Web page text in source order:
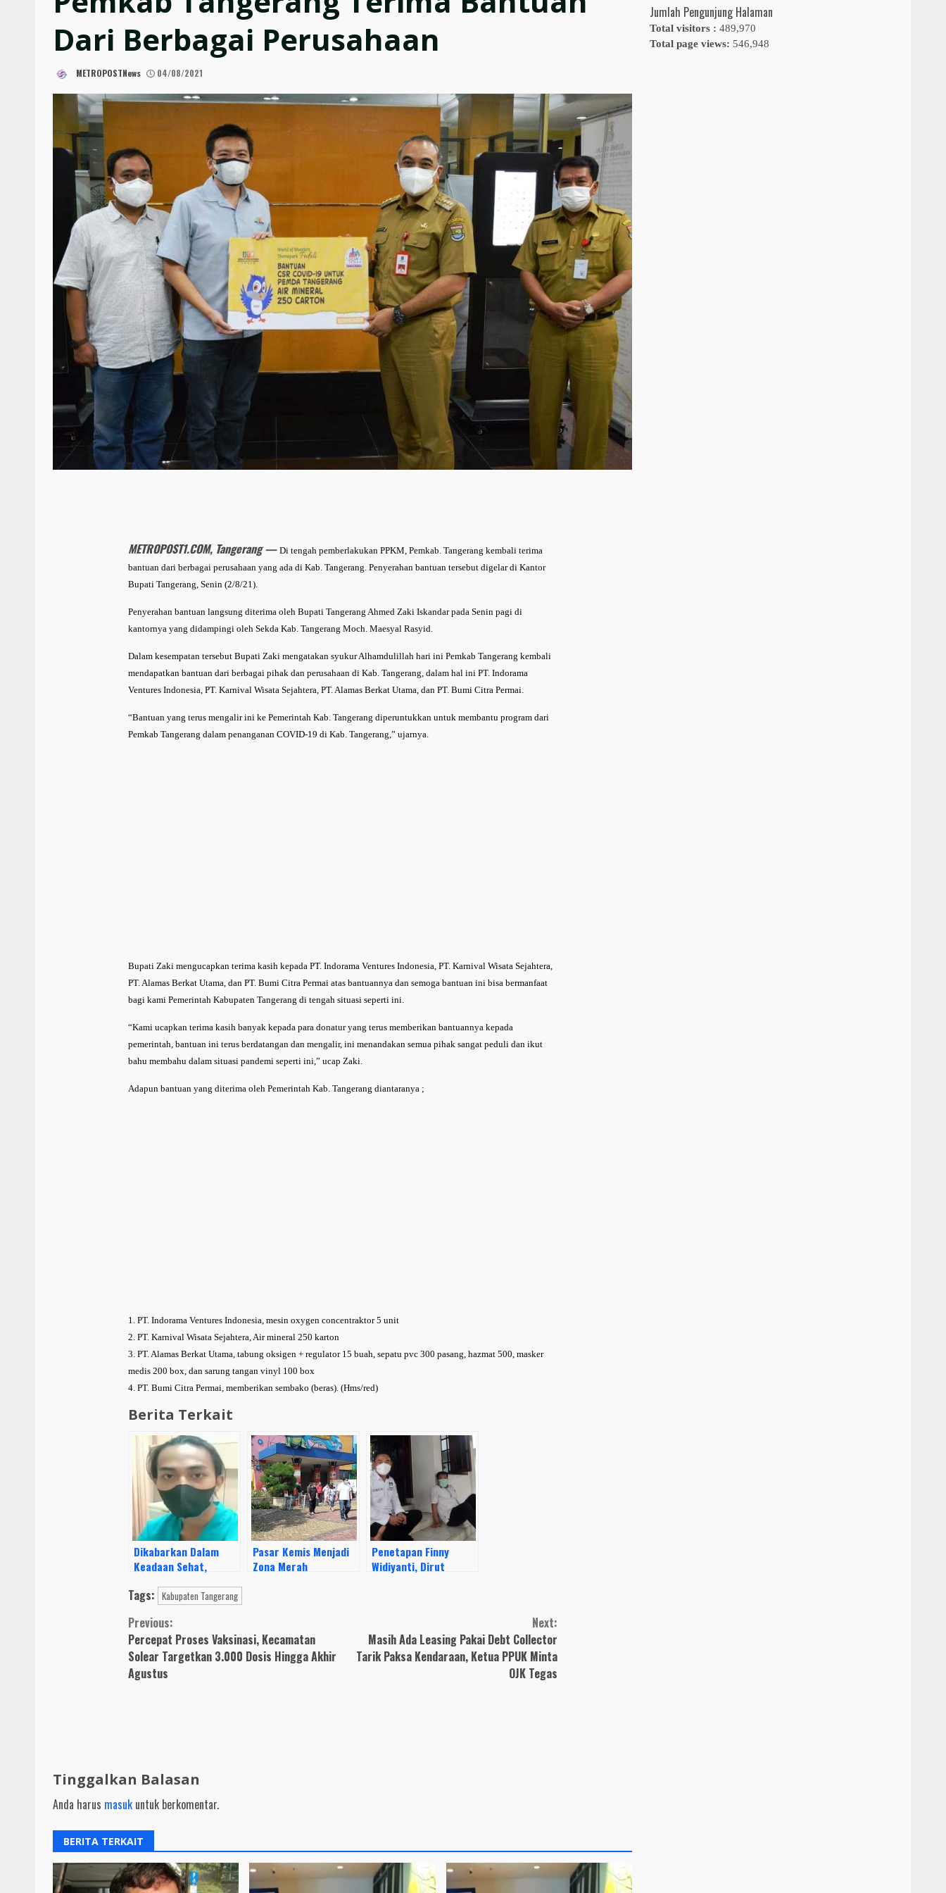
Dari Berbagai Perusahaan
METROPOSTNews 04/08/2021
METROPOST1.COM, Tangerang — Di tengah pemberlakukan PPKM, Pemkab. Tangerang kembali terima
bantuan dari berbagai perusahaan yang ada di Kab. Tangerang. Penyerahan bantuan tersebut digelar di Kantor
Bupati Tangerang, Senin (2/8/21).
Penyerahan bantuan langsung diterima oleh Bupati Tangerang Ahmed Zaki Iskandar pada Senin pagi di
kantornya yang didampingi oleh Sekda Kab. Tangerang Moch. Maesyal Rasyid.
Dalam kesempatan tersebut Bupati Zaki mengatakan syukur Alhamdulillah hari ini Pemkab Tangerang kembali
mendapatkan bantuan dari berbagai pihak dan perusahaan di Kab. Tangerang, dalam hal ini PT. Indorama
Ventures Indonesia, PT. Karnival Wisata Sejahtera, PT. Alamas Berkat Utama, dan PT. Bumi Citra Permai.
“Bantuan yang terus mengalir ini ke Pemerintah Kab. Tangerang diperuntukkan untuk membantu program dari
Pemkab Tangerang dalam penanganan COVID-19 di Kab. Tangerang,” ujarnya.
Bupati Zaki mengucapkan terima kasih kepada PT. Indorama Ventures Indonesia, PT. Karnival Wisata Sejahtera,
PT. Alamas Berkat Utama, dan PT. Bumi Citra Permai atas bantuannya dan semoga bantuan ini bisa bermanfaat
bagi kami Pemerintah Kabupaten Tangerang di tengah situasi seperti ini.
“Kami ucapkan terima kasih banyak kepada para donatur yang terus memberikan bantuannya kepada
pemerintah, bantuan ini terus berdatangan dan mengalir, ini menandakan semua pihak sangat peduli dan ikut
bahu membahu dalam situasi pandemi seperti ini,” ucap Zaki.
Adapun bantuan yang diterima oleh Pemerintah Kab. Tangerang diantaranya ;
1. PT. Indorama Ventures Indonesia, mesin oxygen concentraktor 5 unit
2. PT. Karnival Wisata Sejahtera, Air mineral 250 karton
3. PT. Alamas Berkat Utama, tabung oksigen + regulator 15 buah, sepatu pvc 300 pasang, hazmat 500, masker
medis 200 box, dan sarung tangan vinyl 100 box
4. PT. Bumi Citra Permai, memberikan sembako (beras). (Hms/red)
Berita Terkait
Dikabarkan Dalam
Keadaan Sehat,
Fariz Dari R.S Ciputra
Pasar Kemis Menjadi
Zona Merah
Penetapan Finny
Widiyanti, Dirut
Tags: Kabupaten Tangerang
Continue
Reading
Previous:
Percepat Proses Vaksinasi, Kecamatan
Solear Targetkan 3.000 Dosis Hingga Akhir
Agustus
Next:
Masih Ada Leasing Pakai Debt Collector
Tarik Paksa Kendaraan, Ketua PPUK Minta
OJK Tegas
Tinggalkan Balasan
Anda harus masuk untuk berkomentar.
BERITA TERKAIT
Jumlah Pengunjung Halaman
Total visitors :489,970
Total page views: 546,948